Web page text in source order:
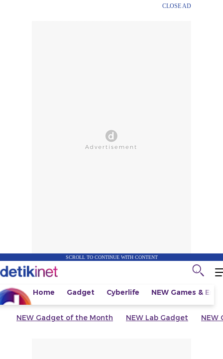
CLOSE AD
SCROLL TO CONTINUE WITH CONTENT
Home Gadget Cyberlife NEW Games &
NEW Gadget of the Month NEW Lab Gadget NEW